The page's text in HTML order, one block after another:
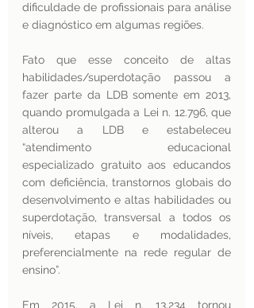
dificuldade de profissionais para análise
e diagnóstico em algumas regiões.
Fato que esse conceito de altas
habilidades/superdotação passou a
fazer parte da LDB somente em 2013,
quando promulgada a Lei n. 12.796, que
alterou a LDB e estabeleceu
“atendimento educacional
especializado gratuito aos educandos
com deficiência, transtornos globais do
desenvolvimento e altas habilidades ou
superdotação, transversal a todos os
níveis, etapas e modalidades,
preferencialmente na rede regular de
ensino”.
Em 2015, a Lei n. 13.234 tornou